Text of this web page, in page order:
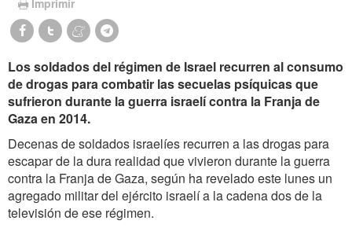
Imprimir
Los soldados del régimen de Israel recurren al consumo
de drogas para combatir las secuelas psíquicas que
sufrieron durante la guerra israelí contra la Franja de
Gaza en 2014.
Decenas de soldados israelíes recurren a las drogas para
escapar de la dura realidad que vivieron durante la guerra
contra la Franja de Gaza, según ha revelado este lunes un
agregado militar del ejército israelí a la cadena dos de la
televisión de ese régimen.